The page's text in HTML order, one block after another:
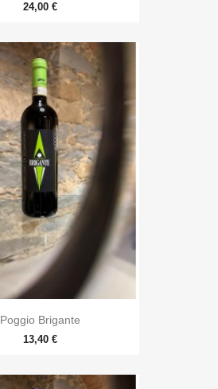
24,00 €
Poggio Brigante
13,40 €